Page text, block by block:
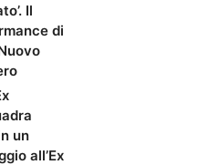
Il
di
un
all’Ex